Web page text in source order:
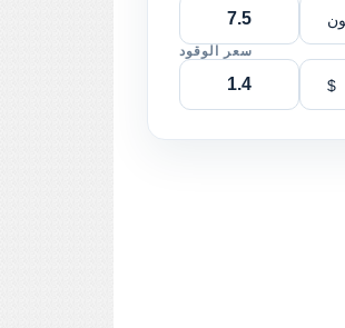
سعر الوقود
$